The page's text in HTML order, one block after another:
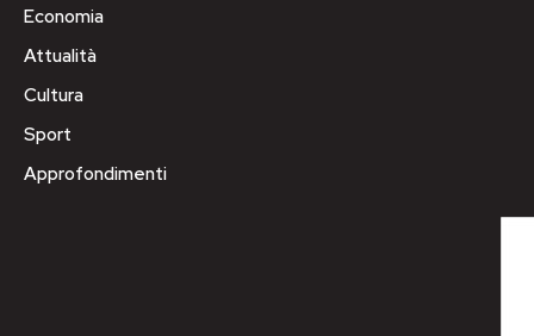
Economia
Attualità
Cultura
Sport
Approfondimenti